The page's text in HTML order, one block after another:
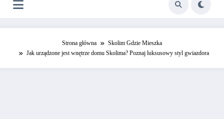
Strona główna
Skolim Gdzie Mieszka
Jak urządzone jest wnętrze domu Skolima? Poznaj luksusowy styl gwiazdora